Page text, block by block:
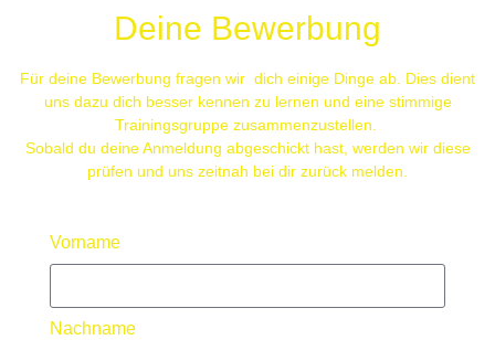
Deine Bewerbung
Für deine Bewerbung fragen wir dich einige Dinge ab. Dies dient
uns dazu dich besser kennen zu lernen und eine stimmige
Trainingsgruppe zusammenzustellen.
Sobald du deine Anmeldung abgeschickt hast, werden wir diese
prüfen und uns zeitnah bei dir zurück melden.
Vorname
Nachname